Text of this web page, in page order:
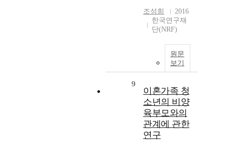
조성희
2016
한국연구재
단(NRF)
원문
보기
9
이혼가족 청
소년의 비양
육부모와의
관계에 관한
연구